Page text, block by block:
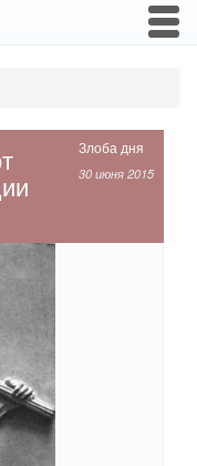
Злоба дня
30 июня 2015